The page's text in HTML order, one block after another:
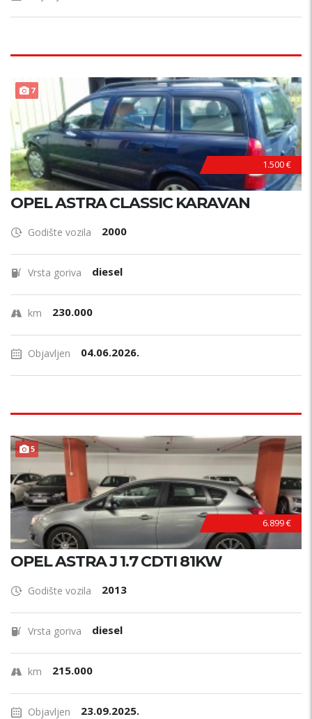
7 PRILIKA !
1.500 €
OPEL ASTRA CLASSIC KARAVAN
Godište vozila 2000
Vrsta goriva diesel
km 230.000
Objavljen 04.06.2026.
5 PRILIKA !
6.899 €
OPEL ASTRA J 1.7 CDTI 81KW
Godište vozila 2013
Vrsta goriva diesel
km 215.000
Objavljen 23.09.2025.